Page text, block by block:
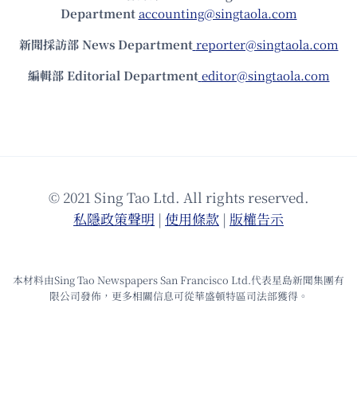
Department accounting@singtaola.com
新聞採訪部 News Department reporter@singtaola.com
編輯部 Editorial Department editor@singtaola.com
© 2021 Sing Tao Ltd. All rights reserved.
私隱政策聲明 | 使⽤條款 | 版權告⽰
本材料由Sing Tao Newspapers San Francisco Ltd.代表星島新聞集團有
限公司發佈，更多相關信息可從華盛頓特區司法部獲得。